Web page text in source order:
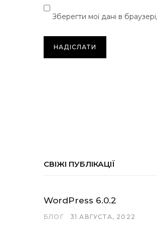
Зберегти мої дані в
СВІЖІ ПУБЛІКАЦІЇ
WordPress 6.0.2
БЛОГ 31 АВГУСТА, 2022